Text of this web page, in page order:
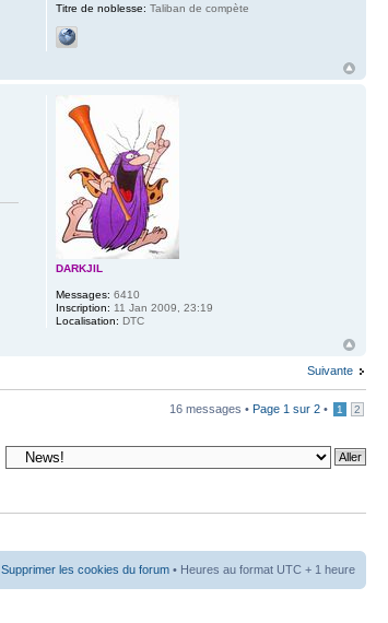
Titre de noblesse: Taliban de compète
DARKJIL
Messages: 6410
Inscription: 11 Jan 2009, 23:19
Localisation: DTC
Suivante
16 messages • Page 1 sur 2 • 1 2
Supprimer les cookies du forum • Heures au format UTC + 1 heure